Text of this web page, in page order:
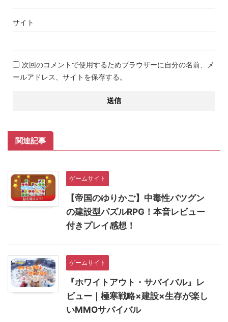
サイト
次回のコメントで使用するためブラウザーに自分の名前、メ
ールアドレス、サイトを保存する。
関連記事
ゲームサイト
【帝国のゆりかご】中毒性バツグン
の建設型パズルRPG！本音レビュー
付きプレイ感想！
ゲームサイト
『ホワイトアウト・サバイバル』レ
ビュー｜極寒戦略×建設×生存が楽し
いMMOサバイバル